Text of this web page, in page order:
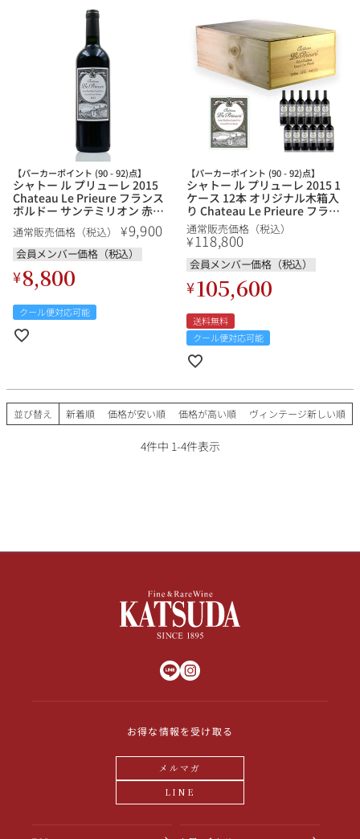
ラフィット ペトリュス
サロン ルイ・ロデレール
スクリーミング・
イーグル
ローヌ その他
アメリカ カリフォルニア
その他
イタリア ドイツ
チリ その他国
スパークリング
ワインセット
40,000円〜79,999円
80,000円〜99,999円
100,000円〜199,999円
200,000円〜499,999円
500,000円〜
お得な情報を受け取る
メルマガ LINE
お問い合わせ
【パーカーポイント (90 - 92)点】
シャトー ル プリューレ 2015
Chateau Le Prieure フランス
ボルドー サンテミリオン 赤ワ
イン
通常販売価格（税込） ¥9,900
会員メンバー価格（税込）
¥8,800
クール便対応可能
【パーカーポイント (90 - 92)点】
シャトー ル プリューレ 2015 1
ケース 12本 オリジナル木箱入
り Chateau Le Prieure フラン
ス ボルドー サンテミリオン 赤
ワイン
通常販売価格（税込）
¥118,800
会員メンバー価格（税込）
¥105,600
送料無料
クール便対応可能
並び替え 新着順 価格が安い順 価格が高い順 ヴィンテージ新しい順
4件中 1-4件表示
お得な情報を受け取る
メルマガ
LINE